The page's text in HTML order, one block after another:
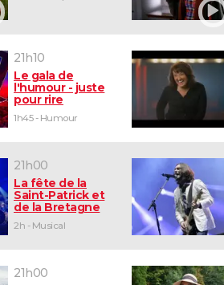
21h10
Le gala de
l'humour - juste
pour rire
1h45 - Humour
21h00
La fête de la
Saint-Patrick et
de la Bretagne
2h - Musical
21h00